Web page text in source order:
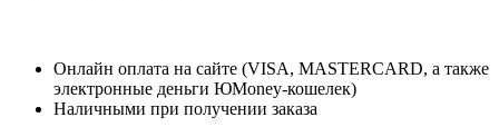
Онлайн оплата на сайте (VISA, MASTERCARD, а также
электронные деньги ЮMoney-кошелек)
Наличными при получении заказа